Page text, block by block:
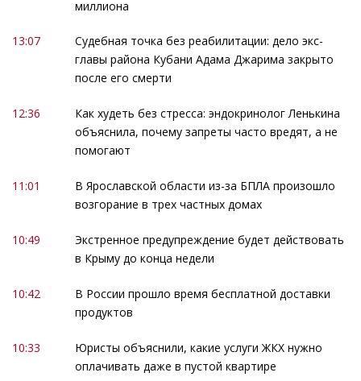
миллиона
13:07
Судебная точка без реабилитации: дело экс-
главы района Кубани Адама Джарима закрыто
после его смерти
12:36
Как худеть без стресса: эндокринолог Ленькина
объяснила, почему запреты часто вредят, а не
помогают
11:01
В Ярославской области из-за БПЛА произошло
возгорание в трех частных домах
10:49
Экстренное предупреждение будет действовать
в Крыму до конца недели
10:42
В России прошло время бесплатной доставки
продуктов
10:33
Юристы объяснили, какие услуги ЖКХ нужно
оплачивать даже в пустой квартире